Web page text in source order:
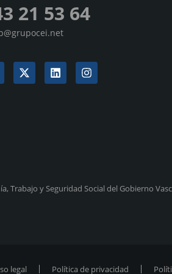
21 53 64
Trabajo y Seguridad Social del Gobierno
legal Política de privacidad